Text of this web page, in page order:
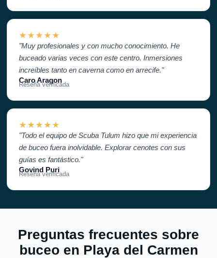
★★★★★
"Muy profesionales y con mucho conocimiento. He
buceado varias veces con este centro. Inmersiones
increíbles tanto en caverna como en arrecife."
Caro Aragon
Reseña verificada
★★★★★
"Todo el equipo de Scuba Tulum hizo que mi experiencia
de buceo fuera inolvidable. Explorar cenotes con sus
guías es fantástico."
Govind Puri
Reseña verificada
Preguntas frecuentes sobre
buceo en Playa del Carmen